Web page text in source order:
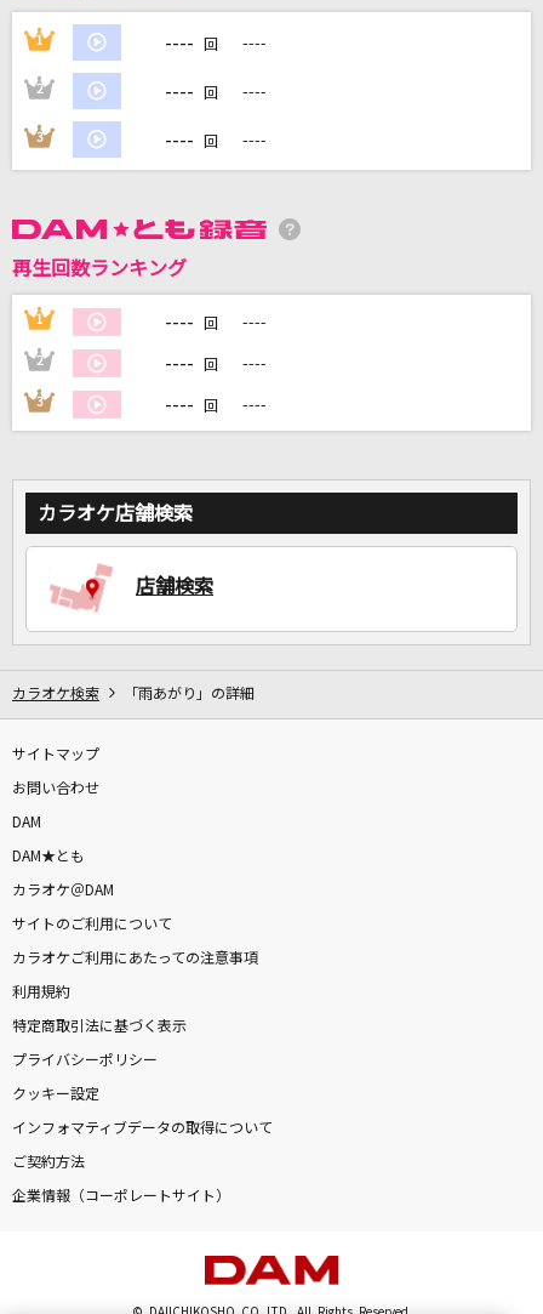
水森かおり
DAMの新曲・ランキングなど
DAMに会員登録・ログインして
カラオケをもっと楽しもう！
1 ---- 回 ----
2 ---- 回 ----
3 ---- 回 ----
再生回数ランキング
1 ---- 回 ----
2 ---- 回 ----
3 ---- 回 ----
カラオケ店舗検索
店舗検索
カラオケ検索 「雨あがり」の詳細
サイトマップ
お問い合わせ
DAM
DAM★とも
カラオケ＠DAM
サイトのご利用について
カラオケご利用にあたっての注意事項
利用規約
特定商取引法に基づく表示
プライバシーポリシー
クッキー設定
インフォマティブデータの取得について
ご契約方法
企業情報（コーポレートサイト）
© DAIICHIKOSHO CO.,LTD. All Rights Reserved.